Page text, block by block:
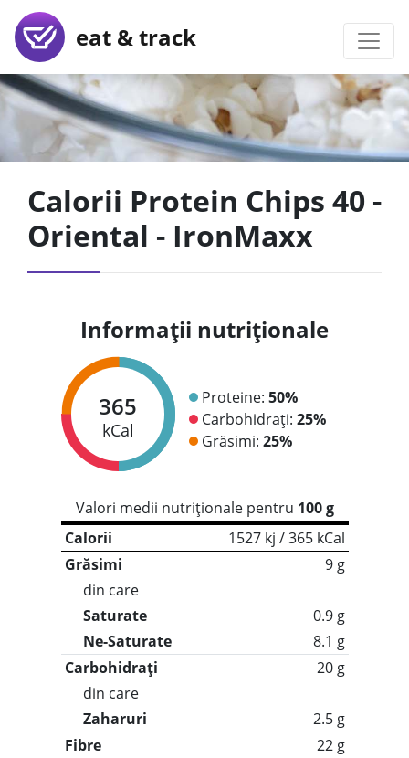
eat & track
Calorii Protein Chips 40 -
Oriental - IronMaxx
Informații nutriționale
365
kCal
Proteine: 50%
Carbohidrați: 25%
Grăsimi: 25%
Valori medii nutriționale pentru 100 g
Calorii
1527 kj / 365 kCal
Grăsimi
9 g
din care
Saturate
0.9 g
Ne-Saturate
8.1 g
Carbohidrați
20 g
din care
Zaharuri
2.5 g
Fibre
22 g